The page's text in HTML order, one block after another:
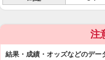
注
結果・成績・オッズなどのデ